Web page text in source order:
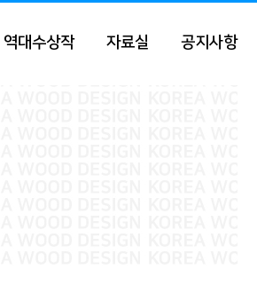
역대수상작 자료실 공지사항